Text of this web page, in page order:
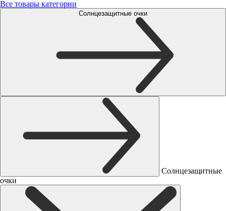
Все товары категории
Солнцезащитные очки
Солнцезащитные
очки